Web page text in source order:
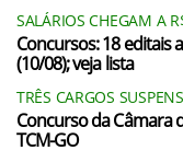
SALÁRIOS CHEGAM A
Concursos: 18 editais
(10/08); veja lista
TRÊS CARGOS
Concurso da Câmara
TCM-GO